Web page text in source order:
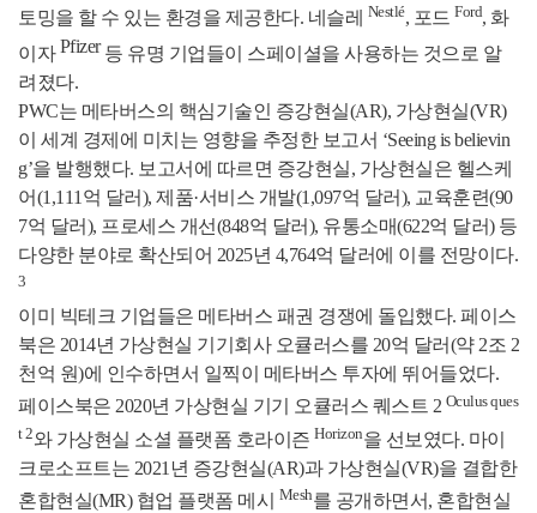
토밍을 할 수 있는 환경을 제공한다. 네슬레 Nestlé, 포드 Ford, 화
이자 Pfizer 등 유명 기업들이 스페이셜을 사용하는 것으로 알
려졌다.
PWC는 메타버스의 핵심기술인 증강현실(AR), 가상현실(VR)
이 세계 경제에 미치는 영향을 추정한 보고서 ‘Seeing is believin
g’을 발행했다. 보고서에 따르면 증강현실, 가상현실은 헬스케
어(1,111억 달러), 제품·서비스 개발(1,097억 달러), 교육훈련(90
7억 달러), 프로세스 개선(848억 달러), 유통소매(622억 달러) 등
다양한 분야로 확산되어 2025년 4,764억 달러에 이를 전망이다.
3
이미 빅테크 기업들은 메타버스 패권 경쟁에 돌입했다. 페이스
북은 2014년 가상현실 기기회사 오큘러스를 20억 달러(약 2조 2
천억 원)에 인수하면서 일찍이 메타버스 투자에 뛰어들었다.
페이스북은 2020년 가상현실 기기 오큘러스 퀘스트 2 Oculus ques
t 2와 가상현실 소셜 플랫폼 호라이즌 Horizon을 선보였다. 마이
크로소프트는 2021년 증강현실(AR)과 가상현실(VR)을 결합한
혼합현실(MR) 협업 플랫폼 메시 Mesh를 공개하면서, 혼합현실